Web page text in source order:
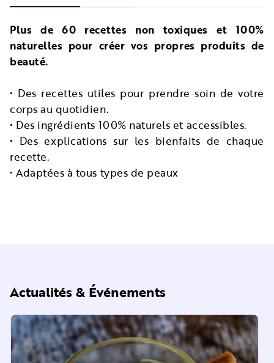
Plus de 60 recettes non toxiques et 100%
naturelles pour créer vos propres produits de
beauté.
• Des recettes utiles pour prendre soin de votre
corps au quotidien.
• Des ingrédients 100% naturels et accessibles.
• Des explications sur les bienfaits de chaque
recette.
• Adaptées à tous types de peaux
Actualités & Événements